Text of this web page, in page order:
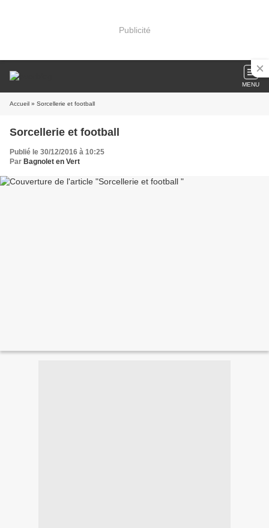
Publicité
MENU
Accueil » Sorcellerie et football
Sorcellerie et football
Publié le 30/12/2016 à 10:25
Par Bagnolet en Vert